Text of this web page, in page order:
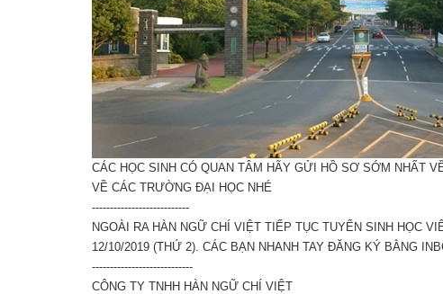
CÁC HỌC SINH CÓ QUAN TÂM HÃY GỬI HỒ SƠ SỚM NHẤT
VỀ CÁC TRƯỜNG ĐẠI HỌC NHÉ
---------------------------
NGOÀI RA HÀN NGỮ CHÍ VIỆT TIẾP TỤC TUYỂN SINH HỌC
12/10/2019 (THỨ 2). CÁC BẠN NHANH TAY ĐĂNG KÝ BẰNG
----------------------------
CÔNG TY TNHH HÀN NGỮ CHÍ VIỆT